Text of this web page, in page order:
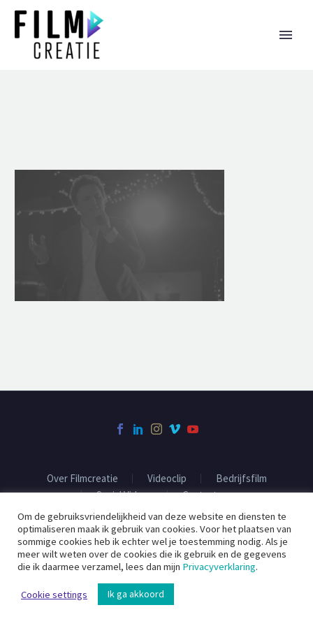
Over Filmcreatie Videoclip
Bedrijfsfilm
Social Videos
Contact
2020 © Filmcreatie
Om de gebruiksvriendelijkheid van deze website en diensten te
optimaliseren maak ik gebruik van cookies. Voor het plaatsen van
sommige cookies heb ik echter wel je toestemming nodig. Als je
meer wilt weten over de cookies die ik gebruik en de gegevens
die ik daarmee verzamel, lees dan mijn Privacyverklaring.
Cookie settings Ik ga akkoord